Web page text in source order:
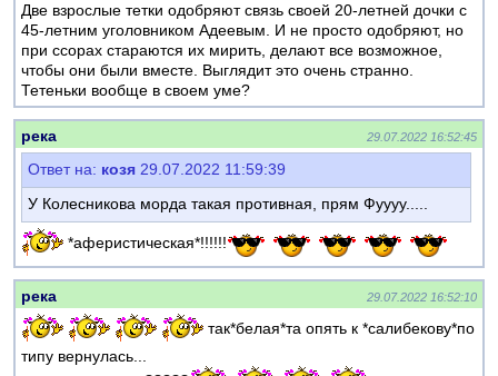
Две взрослые тетки одобряют связь своей 20-летней дочки с
45-летним уголовником Адеевым. И не просто одобряют, но
при ссорах стараются их мирить, делают все возможное,
чтобы они были вместе. Выглядит это очень странно.
Тетеньки вообще в своем уме?
река 29.07.2022 16:52:45
Ответ на: козя 29.07.2022 11:59:39
У Колесникова морда такая противная, прям Фуууу.....
*аферистическая*!!!!!!
река 29.07.2022 16:52:10
так*белая*та опять к *салибекову*по
типу вернулась...